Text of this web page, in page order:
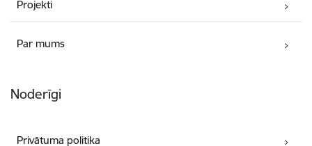
Projekti
Par mums
Noderīgi
Privātuma politika